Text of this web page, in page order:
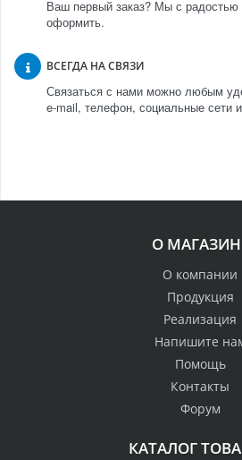
Ваш первый заказ? Мы с радостью
оформить.
ВСЕГДА НА СВЯЗИ
Связаться с нами можно любым
e-mail, телефон, социальные сети
О
О компании
Продукция
Реализация
Напишите
Помощь
Контакты
Форум
КАТАЛОГ